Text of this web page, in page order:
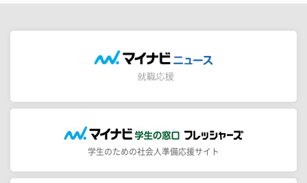
学生のための社会人準備応援サイト